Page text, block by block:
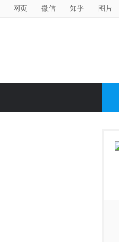
网页 微信 知乎 图片